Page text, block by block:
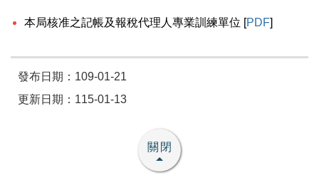
本局核准之記帳及報稅代理人專業訓練單位 [PDF]
發布日期：109-01-21
更新日期：115-01-13
關閉